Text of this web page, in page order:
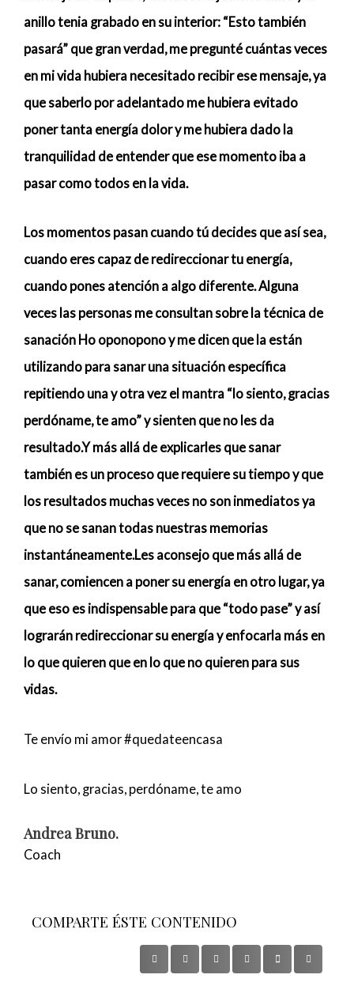
anillo tenia grabado en su interior: “Esto también
pasará” que gran verdad, me pregunté cuántas veces
en mi vida hubiera necesitado recibir ese mensaje, ya
que saberlo por adelantado me hubiera evitado
poner tanta energía dolor y me hubiera dado la
tranquilidad de entender que ese momento iba a
pasar como todos en la vida.
Los momentos pasan cuando tú decides que así sea,
cuando eres capaz de redireccionar tu energía,
cuando pones atención a algo diferente. Alguna
veces las personas me consultan sobre la técnica de
sanación Ho oponopono y me dicen que la están
utilizando para sanar una situación específica
repitiendo una y otra vez el mantra “lo siento, gracias
perdóname, te amo” y sienten que no les da
resultado.Y más allá de explicarles que sanar
también es un proceso que requiere su tiempo y que
los resultados muchas veces no son inmediatos ya
que no se sanan todas nuestras memorias
instantáneamente.Les aconsejo que más allá de
sanar, comiencen a poner su energía en otro lugar, ya
que eso es indispensable para que “todo pase” y así
lograrán redireccionar su energía y enfocarla más en
lo que quieren que en lo que no quieren para sus
vidas.
Te envío mi amor #quedateencasa
Lo siento, gracias, perdóname, te amo
Andrea Bruno.
Coach
COMPARTE ÉSTE CONTENIDO